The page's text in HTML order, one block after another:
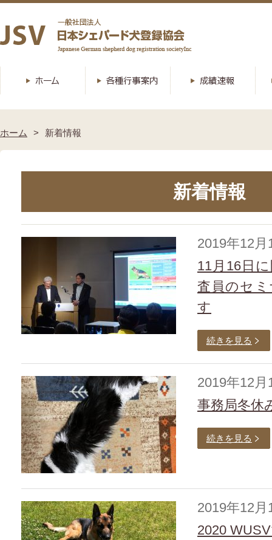
ホーム 新着情報
新着情報
2019年12月
11月16日
査員のセ
す
続きを見る
2019年12月
事務局冬休
続きを見る
2019年12月
2020